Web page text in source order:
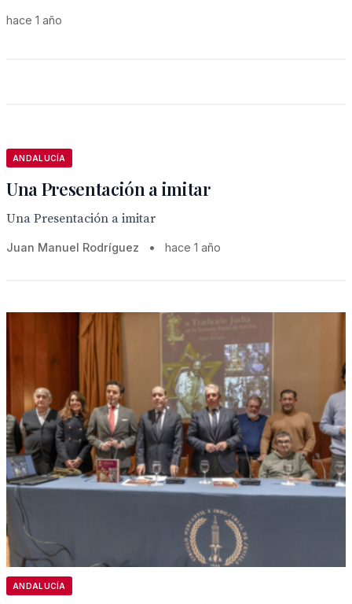
hace 1 año
ANDALUCÍA
Una Presentación a imitar
Una Presentación a imitar
Juan Manuel Rodríguez • hace 1 año
ANDALUCÍA